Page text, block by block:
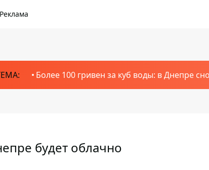
Реклама
Более 100 гривен за куб воды: в Днепре
будет облачно